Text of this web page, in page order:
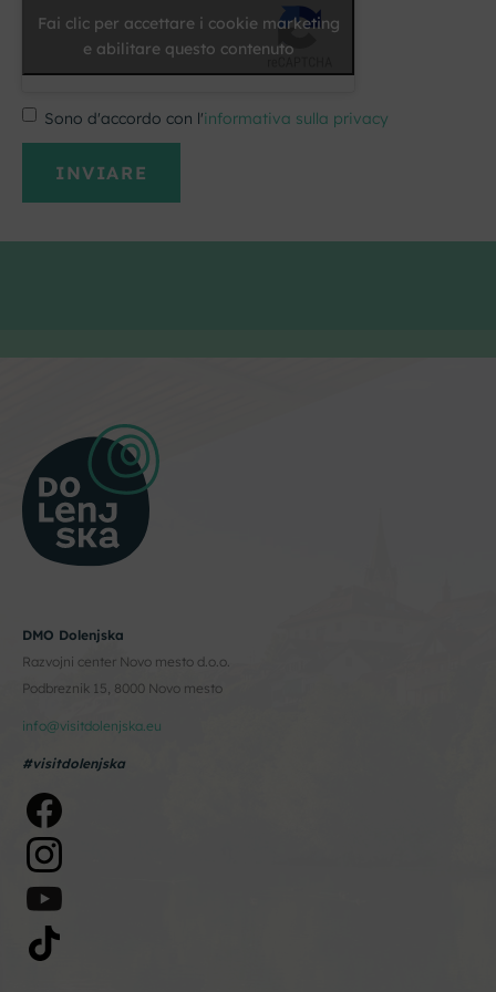
Fai clic per accettare i cookie marketing
e abilitare questo contenuto
Sono d'accordo con l'informativa sulla privacy
DMO Dolenjska
Razvojni center Novo mesto d.o.o.
Podbreznik 15, 8000 Novo mesto
info@visitdolenjska.eu
#visitdolenjska